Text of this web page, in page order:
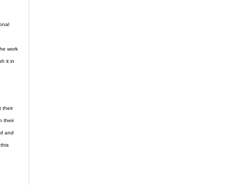
work
it in
their
their
and